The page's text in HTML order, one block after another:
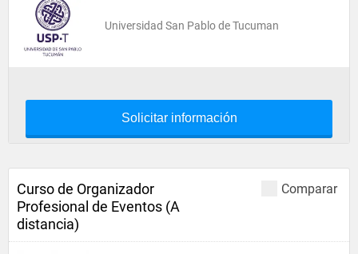
Universidad San Pablo de Tucuman
Solicitar información
Comparar
Curso de Organizador
Profesional de Eventos (A
distancia)